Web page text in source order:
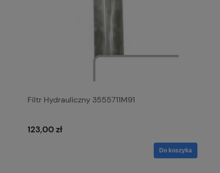
Filtr Hydrauliczny 3555711M91
123,00 zł
Do koszyka